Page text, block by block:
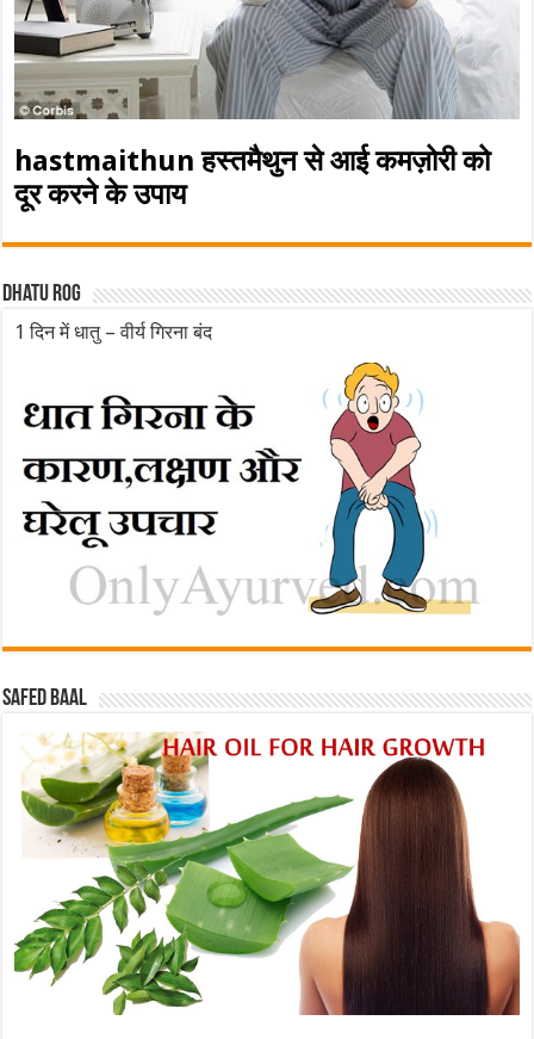
hastmaithun हस्तमैथुन से आई कमज़ोरी को
दूर करने के उपाय
Dhatu rog
1 दिन में धातु – वीर्य गिरना बंद
Safed baal